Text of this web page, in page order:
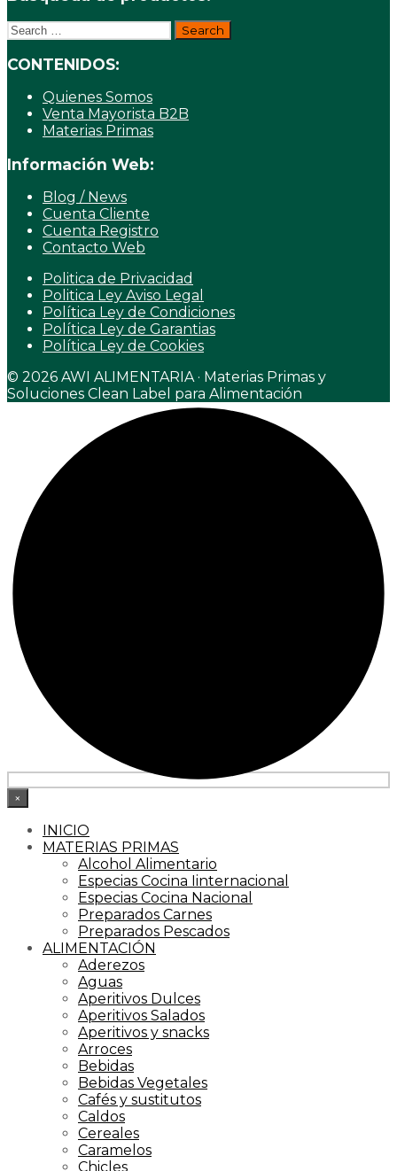
Search
for:
CONTENIDOS:
Quienes Somos
Venta Mayorista B2B
Materias Primas
Información Web:
Blog / News
Cuenta Cliente
Cuenta Registro
Contacto Web
Politica de Privacidad
Politica Ley Aviso Legal
Política Ley de Condiciones
Política Ley de Garantias
Política Ley de Cookies
© 2026 AWI ALIMENTARIA · Materias Primas y
Soluciones Clean Label para Alimentación
×
INICIO
MATERIAS PRIMAS
Alcohol Alimentario
Especias Cocina Iinternacional
Especias Cocina Nacional
Preparados Carnes
Preparados Pescados
ALIMENTACIÓN
Aderezos
Aguas
Aperitivos Dulces
Aperitivos Salados
Aperitivos y snacks
Arroces
Bebidas
Bebidas Vegetales
Cafés y sustitutos
Caldos
Cereales
Caramelos
Chicles